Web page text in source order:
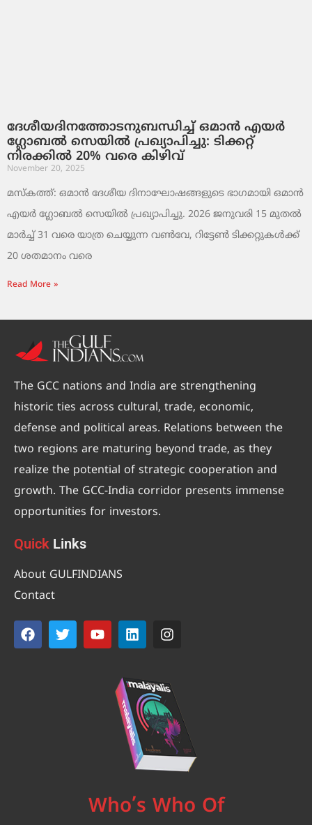
ദേശീയദിനത്തോടനുബന്ധിച്ച് ഒമാൻ എയർ
ഗ്ലോബൽ സെയിൽ പ്രഖ്യാപിച്ചു: ടിക്കറ്റ്
നിരക്കിൽ 20% വരെ കിഴിവ്
November 20, 2025
മസ്‌കത്ത്: ഒമാൻ ദേശീയ ദിനാഘോഷങ്ങളുടെ ഭാഗമായി ഒമാൻ
എയർ ഗ്ലോബൽ സെയിൽ പ്രഖ്യാപിച്ചു. 2026 ജനുവരി 15 മുതൽ
മാർച്ച് 31 വരെ യാത്ര ചെയ്യുന്ന വൺവേ, റിട്ടേൺ ടിക്കറ്റുകൾക്ക്
20 ശതമാനം വരെ
Read More »
The GCC nations and India are strengthening
historic ties across cultural, trade, economic,
defense and political areas. Relations between the
two regions are maturing beyond trade, as they
realize the potential of strategic cooperation and
growth. The GCC-India corridor presents immense
opportunities for investors.
Quick Links
About GULFINDIANS
Contact
Who’s Who Of